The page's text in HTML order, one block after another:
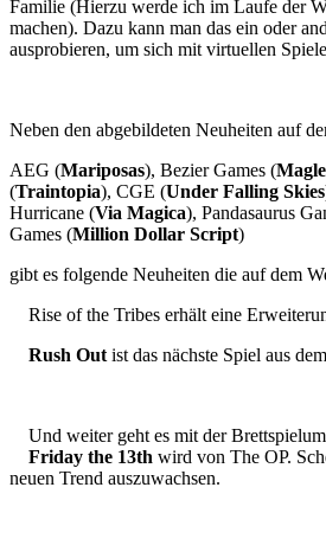
Familie (Hierzu werde ich im Laufe der
machen). Dazu kann man das ein oder
ausprobieren, um sich mit virtuellen
Neben den abgebildeten Neuheiten auf
AEG (Mariposas), Bezier Games (
(Traintopia), CGE (Under Falling Skies
Hurricane (Via Magica), Pandasaurus
Games (Million Dollar Script)
gibt es folgende Neuheiten die auf dem
Rise of the Tribes erhält eine
Rush Out ist das nächste Spiel aus
Und weiter geht es mit der
Friday the 13th wird von The OP.
neuen Trend auszuwachsen.